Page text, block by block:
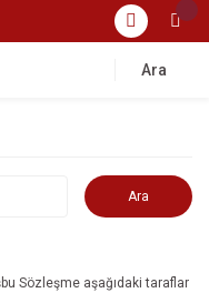
Ara
Sözleşme aşağıdaki taraflar